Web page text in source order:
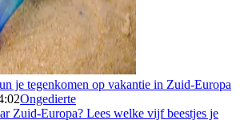
je tegenkomen op vakantie in Zuid-Europa
Ongedierte
Zuid-Europa? Lees welke vijf beestjes je